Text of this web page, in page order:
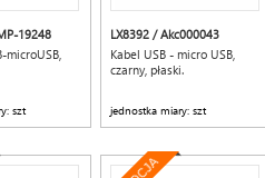
19248
microUSB,
szt
LX8392 / Akc000043
Kabel USB - micro USB,
czarny, płaski.
jednostka miary: szt